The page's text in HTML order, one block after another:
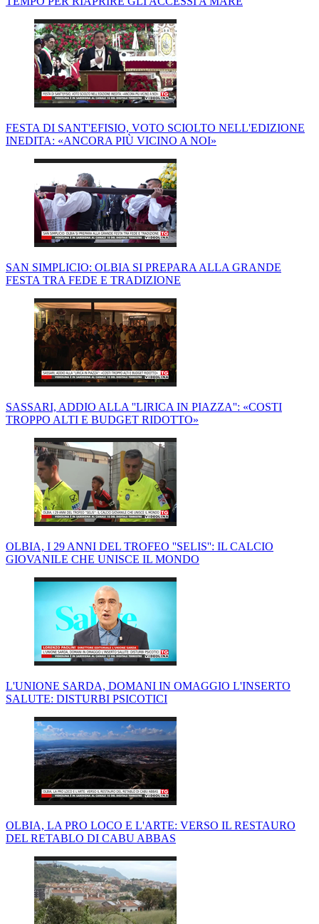
FESTA DI SANT'EFISIO, VOTO SCIOLTO NELL'EDIZIONE
INEDITA: «ANCORA PIÙ VICINO A NOI»
SAN SIMPLICIO: OLBIA SI PREPARA ALLA GRANDE
FESTA TRA FEDE E TRADIZIONE
SASSARI, ADDIO ALLA ''LIRICA IN PIAZZA'': «COSTI
TROPPO ALTI E BUDGET RIDOTTO»
OLBIA, I 29 ANNI DEL TROFEO ''SELIS'': IL CALCIO
GIOVANILE CHE UNISCE IL MONDO
L'UNIONE SARDA, DOMANI IN OMAGGIO L'INSERTO
SALUTE: DISTURBI PSICOTICI
OLBIA, LA PRO LOCO E L'ARTE: VERSO IL RESTAURO
DEL RETABLO DI CABU ABBAS